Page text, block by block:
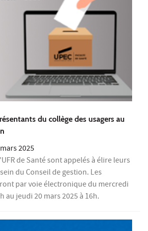
du collège des usagers au
2025
de Santé sont appelés à élire leurs
du Conseil de gestion. Les
par voie électronique du mercredi
au jeudi 20 mars 2025 à 16h.